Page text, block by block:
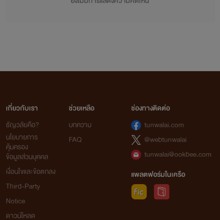
เกี่ยวกับเรา
ธัญวลัยคือ?
นโยบายการ
คุ้มครอง
ข้อมูลส่วนบุคคล
เงื่อนไขและข้อตกลง
Third-Party
Notice
ดาวน์โหลด
ช่วยเหลือ
บทความ
FAQ
ช่องทางติดต่อ
tunwalai.com
@webtunwalai
tunwalai@ookbee.com
แพลตฟอร์มในเครือ